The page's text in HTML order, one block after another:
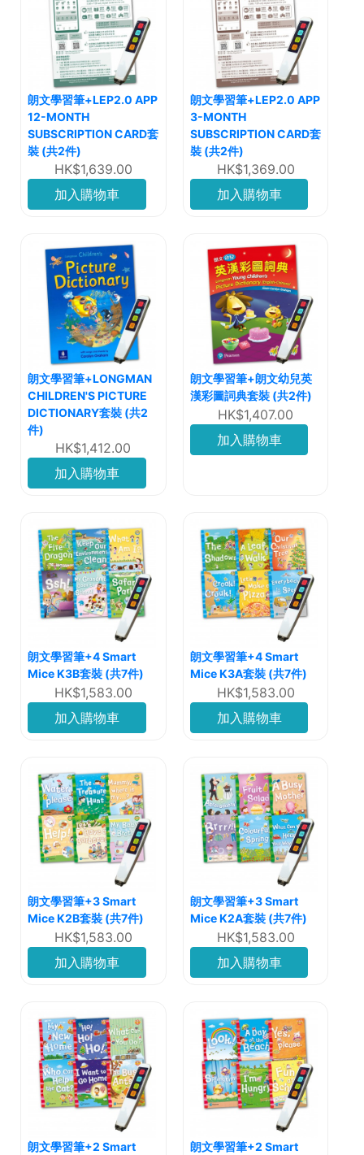
朗文學習筆+LEP2.0 APP
12-MONTH
SUBSCRIPTION CARD套
裝 (共2件)
HK$1,639.00
加入購物車
朗文學習筆+LEP2.0 APP
3-MONTH
SUBSCRIPTION CARD套
裝 (共2件)
HK$1,369.00
加入購物車
朗文學習筆+LONGMAN
CHILDREN'S PICTURE
DICTIONARY套裝 (共2
件)
HK$1,412.00
加入購物車
朗文學習筆+朗文幼兒英
漢彩圖詞典套裝 (共2件)
HK$1,407.00
加入購物車
朗文學習筆+4 Smart
Mice K3B套裝 (共7件)
HK$1,583.00
加入購物車
朗文學習筆+4 Smart
Mice K3A套裝 (共7件)
HK$1,583.00
加入購物車
朗文學習筆+3 Smart
Mice K2B套裝 (共7件)
HK$1,583.00
加入購物車
朗文學習筆+3 Smart
Mice K2A套裝 (共7件)
HK$1,583.00
加入購物車
朗文學習筆+2 Smart
朗文學習筆+2 Smart